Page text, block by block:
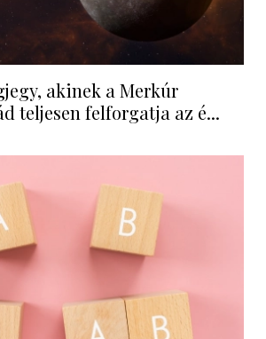
akinek a Merkúr
teljesen felforgatja az é...